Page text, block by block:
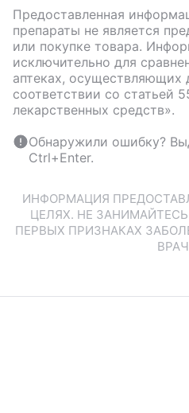
Предоставленная
препараты не является
или покупке товара.
исключительно для
аптеках, осуществляющих
соответствии со статьей
лекарственных средств».
Обнаружили ошибку?
Ctrl+Enter.
ИНФОРМАЦИЯ
ЦЕЛЯХ. НЕ
ПЕРВЫХ ПРИЗНАКАХ